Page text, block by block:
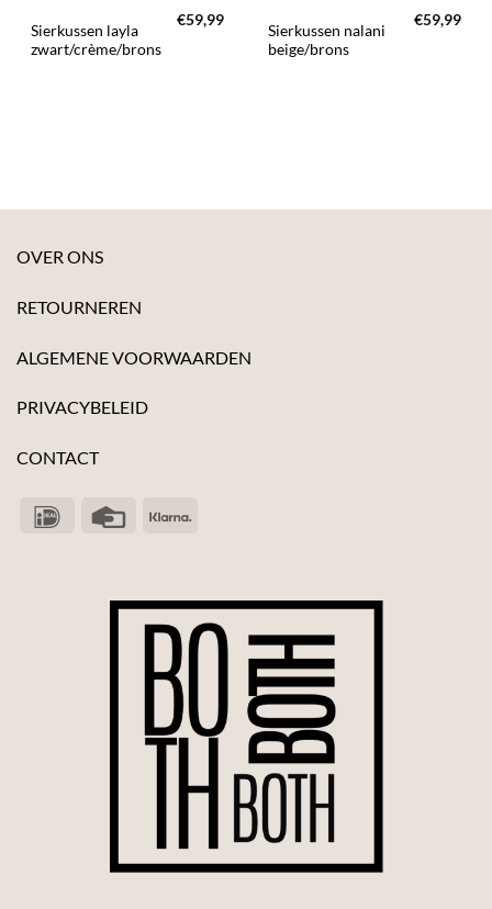
Sierkussen layla
zwart/crème/brons
€59,99
Sierkussen nalani
beige/brons
€59,99
OVER ONS
RETOURNEREN
ALGEMENE VOORWAARDEN
PRIVACYBELEID
CONTACT